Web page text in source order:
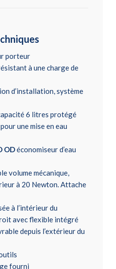
porteur
à une charge de
d’installation, système
6 litres protégé
une mise en eau
ODéconomiseur d’eau
volume mécanique,
à 20 Newton. Attache
à l’intérieur du
avec flexible intégré
depuis l’extérieur du
fourni